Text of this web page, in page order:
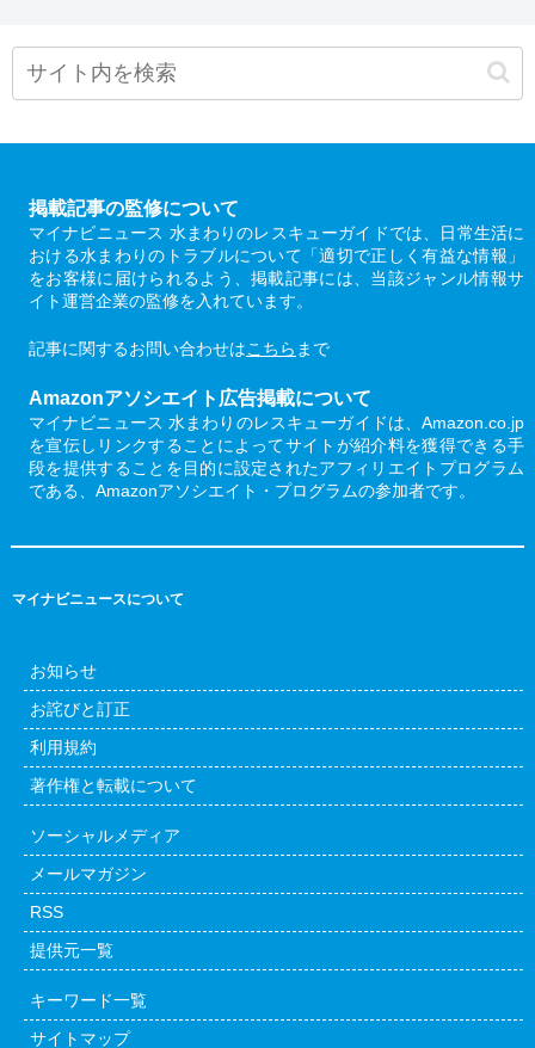
掲載記事の監修について
マイナビニュース 水まわりのレスキューガイドでは、日常生活に
おける水まわりのトラブルについて「適切で正しく有益な情報」
をお客様に届けられるよう、掲載記事には、当該ジャンル情報サ
イト運営企業の監修を入れています。
記事に関するお問い合わせはこちら まで
Amazonアソシエイト広告掲載について
マイナビニュース 水まわりのレスキューガイドは、Amazon.co.jp
を宣伝しリンクすることによってサイトが紹介料を獲得できる手
段を提供することを目的に設定されたアフィリエイトプログラム
である、Amazonアソシエイト・プログラムの参加者です。
マイナビニュースについて
お知らせ
お詫びと訂正
利用規約
著作権と転載について
ソーシャルメディア
メールマガジン
RSS
提供元一覧
キーワード一覧
サイトマップ